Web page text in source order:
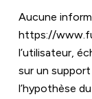
https://
l’utilisateur,
sur un
l’hypothèse